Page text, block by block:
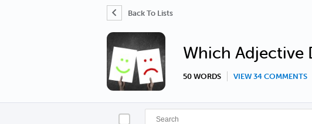
Back To Lists
Which Adjective
50 WORDS VIEW 34 COMMENTS